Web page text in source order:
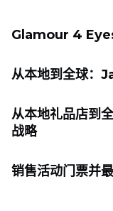
Glamour 4
从本地到全球：
从本地礼品店到
战略
销售活动门票并